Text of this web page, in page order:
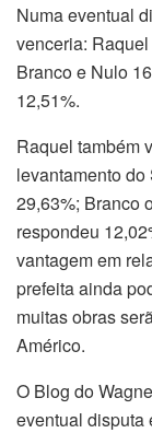
Numa eventual
venceria:
Branco e Nulo
12,51%.
Raquel também
levantamento
29,63%; Branco
respondeu
vantagem em
prefeita ainda
muitas obras
Américo.
O Blog do
eventual disputa